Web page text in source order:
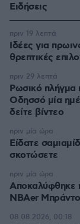
Ειδήσεις
Ιδέες για
θρεπτικές
πριν 19 λεπτά
Ρωσικό πλήγμα
Οδησσό μία
δείτε βίντεο
πριν 29 λεπτά
Είδατε
σκοτώσετε
πριν μία ώρα
Αποκαλύφθηκε
NBAer
πριν μία ώρα
08.08.2026, 00:18